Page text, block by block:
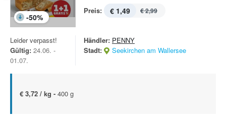
-50%
Preis: € 1,49 € 2,99
Leider verpasst!
Gültig: 24.06. -
01.07.
Händler: PENNY
Stadt:
Seekirchen am Wallersee
€ 3,72 / kg - 400 g